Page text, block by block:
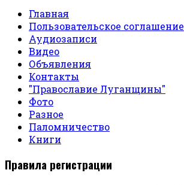
Главная
Пользовательское соглашение
Аудиозаписи
Видео
Объявления
Контакты
"Православие Луганщины"
Фото
Разное
Паломничество
Книги
Правила регистрации